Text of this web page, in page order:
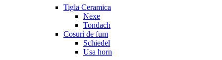
Tigla Ceramica
Nexe
Tondach
Cosuri de fum
Schiedel
Usa horn